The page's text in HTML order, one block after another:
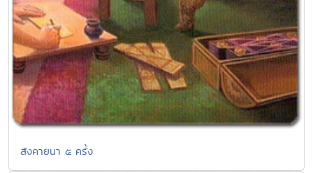
สังคายนา ๕ ครั้ง